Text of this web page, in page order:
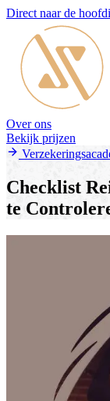
Direct naar de
Over ons
Bekijk prijzen
Checklist
te